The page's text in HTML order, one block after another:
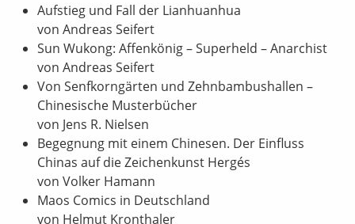
Aufstieg und Fall der Lianhuanhua
von Andreas Seifert
Sun Wukong: Affenkönig – Superheld – Anarchist
von Andreas Seifert
Von Senfkorngärten und Zehnbambushallen –
Chinesische Musterbücher
von Jens R. Nielsen
Begegnung mit einem Chinesen. Der Einfluss
Chinas auf die Zeichenkunst Hergés
von Volker Hamann
Maos Comics in Deutschland
von Helmut Kronthaler